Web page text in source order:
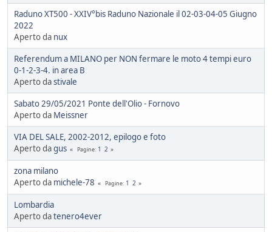
Raduno XT500 - XXIV°bis Raduno Nazionale il 02-03-04-05 Giugno
2022
Aperto da nux
Referendum a MILANO per NON fermare le moto 4 tempi euro
0-1-2-3-4. in area B
Aperto dastivale
Sabato 29/05/2021 Ponte dell'Olio - Fornovo
Aperto da Meissner
VIA DEL SALE, 2002-2012, epilogo e foto
Aperto dagus Pagine 1 2
zona milano
Aperto da michele-78 Pagine 1 2
Lombardia
Aperto datenero4ever